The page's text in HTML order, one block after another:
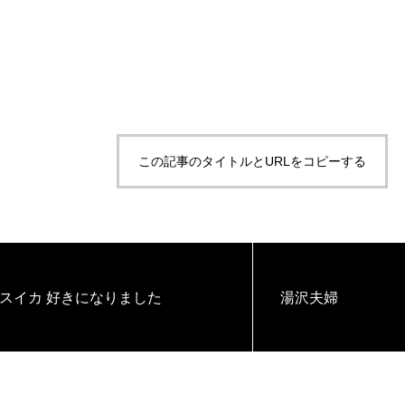
この記事のタイトルとURLをコピーする
スイカ 好きになりました 湯沢夫婦